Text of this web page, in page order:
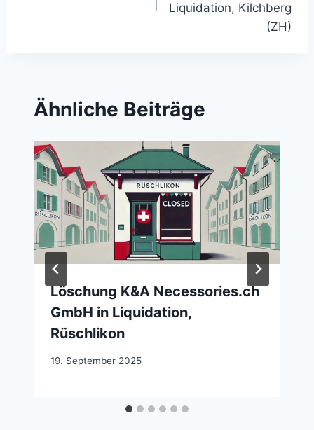
Liquidation, Kilchberg
(ZH)
Ähnliche Beiträge
Löschung K&A Necessories.ch
GmbH in Liquidation,
Rüschlikon
19. September 2025